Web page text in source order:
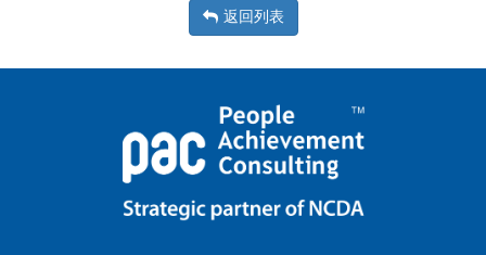
返回列表